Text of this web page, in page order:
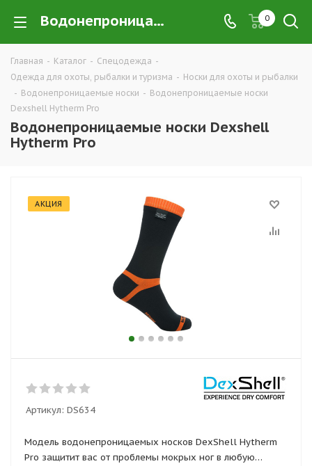
Водонепроницаемые носки Dexshell Hytherm Pro в Екатеринбурге купить недорого оптом и в розницу — интернет-магазин хорошей экипировки и одежды для охоты, рыбалки и туризма от производителя, компания ТД УРАЛСИЗ 0
Главная - Каталог - Спецодежда -
Одежда для охоты, рыбалки и туризма - Носки для охоты и рыбалки
- Водонепроницаемые носки - Водонепроницаемые носки
Dexshell Hytherm Pro
Водонепроницаемые носки Dexshell
Hytherm Pro
АКЦИЯ
Артикул: DS634
Модель водонепроницаемых носков DexShell Hytherm
Pro защитит вас от проблемы мокрых ног в любую